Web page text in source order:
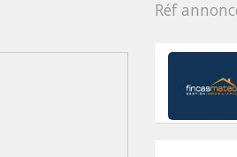
Réf